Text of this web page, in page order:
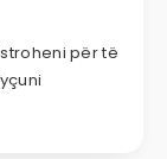
për të